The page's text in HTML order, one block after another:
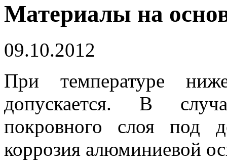
Материалы на
09.10.2012
При температуре
допускается. В
покровного слоя под
коррозия алюминиевой